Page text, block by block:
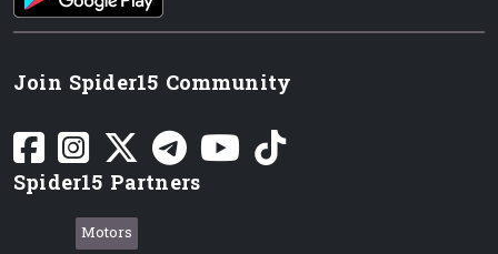
Join Spider15 Community
Spider15 Partners
Motors